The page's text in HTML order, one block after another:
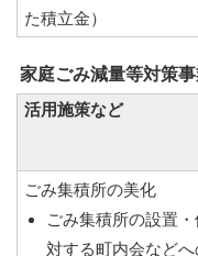
た積立金）
家庭ごみ減量等対策
活用施策など
ごみ集積所の美化
ごみ集積所の設置
対する町内会などへ